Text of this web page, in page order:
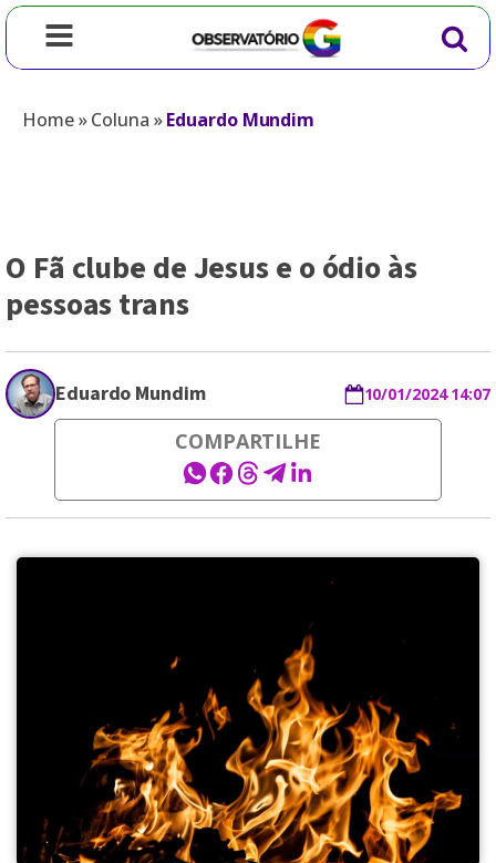
Home»Coluna »Eduardo Mundim
O Fã clube de Jesus e o ódio às
pessoas trans
Eduardo Mundim 10/01/2024 14:07
COMPARTILHE